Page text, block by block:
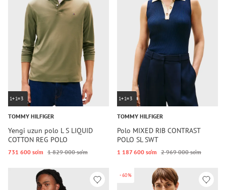
1+1=3
TOMMY HILFIGER
Yengi uzun polo L S LIQUID
COTTON REG POLO
731 600 so‘m 1 829 000 so‘m
1+1=3
TOMMY HILFIGER
Polo MIXED RIB CONTRAST
POLO SL SWT
1 187 600 so‘m 2 969 000 so‘m
-60%